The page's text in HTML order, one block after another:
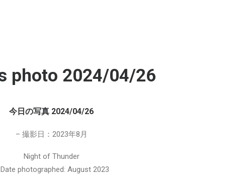
photo 2024/04/26
今日の写真 2024/04/26
– 撮影日：2023年8月
Night of Thunder
photographed: August 2023